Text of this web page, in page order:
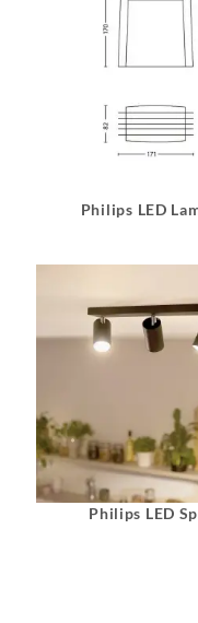
Philips LED
Philips LED